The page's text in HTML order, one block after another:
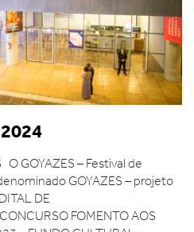
GOYAZES – Festival de
GOYAZES – projeto
DE
FOMENTO AOS